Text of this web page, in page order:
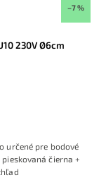
–7 %
230V Ø6cm
určené pre bodové
čierna +